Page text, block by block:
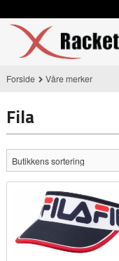
til
innholdet
Forside Våre merker
Fila